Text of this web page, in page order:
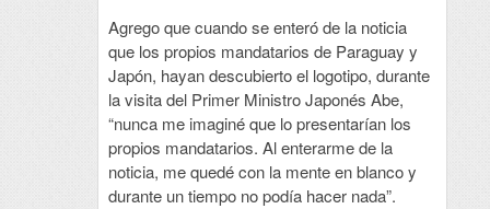
Agrego que cuando se enteró de la noticia
que los propios mandatarios de Paraguay y
Japón, hayan descubierto el logotipo, durante
la visita del Primer Ministro Japonés Abe,
“nunca me imaginé que lo presentarían los
propios mandatarios. Al enterarme de la
noticia, me quedé con la mente en blanco y
durante un tiempo no podía hacer nada”.